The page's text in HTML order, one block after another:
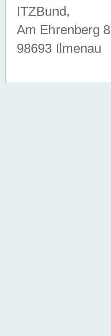
ITZBund,
Am Ehrenberg 8
98693 Ilmenau